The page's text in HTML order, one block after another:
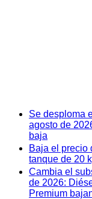
Se desploma
agosto de
baja
Baja el precio
tanque de 20
Cambia el
de 2026:
Premium